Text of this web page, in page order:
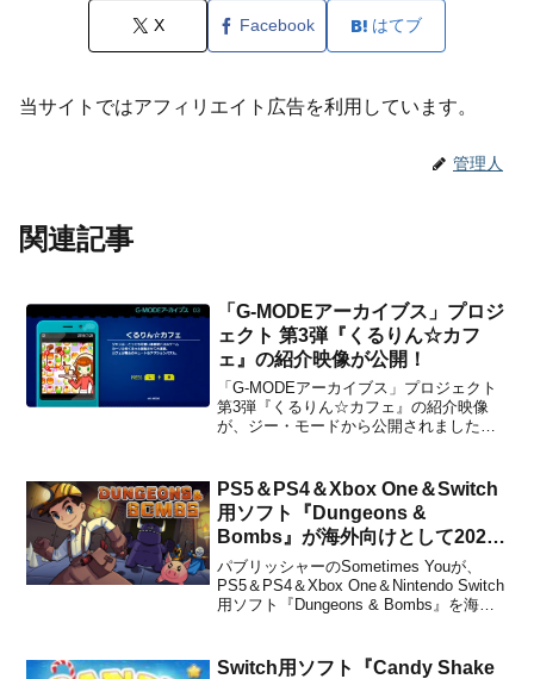
X Facebook はてブ
当サイトではアフィリエイト広告を利用しています。
管理人
関連記事
「G-MODEアーカイブス」プロジ
ェクト 第3弾『くるりん☆カフ
ェ』の紹介映像が公開！
「G-MODEアーカイブス」プロジェクト
第3弾『くるりん☆カフェ』の紹介映像
が、ジー・モードから公開されました。
配信！子供も大人もハマれる！キュート
なカフェパズル『くるりん☆カフェ』
は...
PS5＆PS4＆Xbox One＆Switch
用ソフト『Dungeons &
Bombs』が海外向けとして2021
年2月26日に配信決定！
パブリッシャーのSometimes Youが、
PS5＆PS4＆Xbox One＆Nintendo Switch
用ソフト『Dungeons & Bombs』を海外
に設定されています。また、 PSVit...
Switch用ソフト『Candy Shake